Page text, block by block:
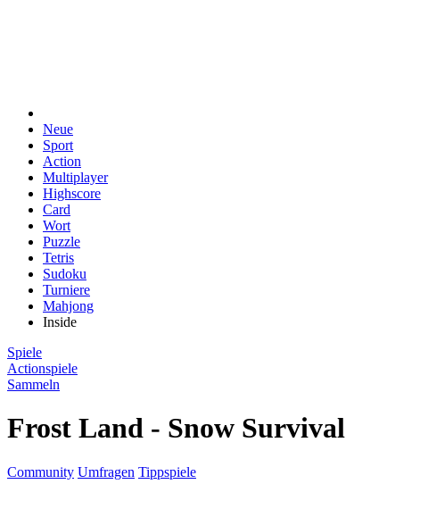
Neue
Sport
Action
Multiplayer
Highscore
Card
Wort
Puzzle
Tetris
Sudoku
Turniere
Mahjong
Inside
Spiele
Actionspiele
Sammeln
Frost Land - Snow Survival
Community Umfragen Tippspiele